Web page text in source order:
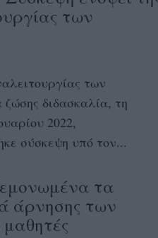
των
των
διδασκαλία, τη
2022,
σύσκεψη υπό τον...
τα
άρνησης των